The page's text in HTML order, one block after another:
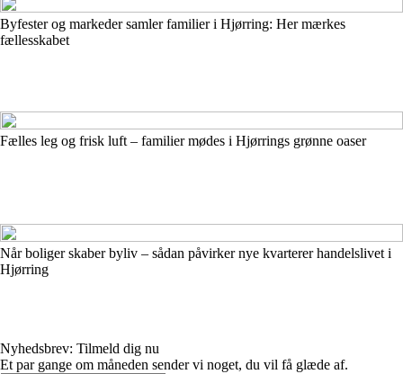
Byfester og markeder samler familier i Hjørring: Her mærkes
fællesskabet
Fælles leg og frisk luft – familier mødes i Hjørrings grønne oaser
Når boliger skaber byliv – sådan påvirker nye kvarterer handelslivet i
Hjørring
Nyhedsbrev: Tilmeld dig nu
Et par gange om måneden sender vi noget, du vil få glæde af.